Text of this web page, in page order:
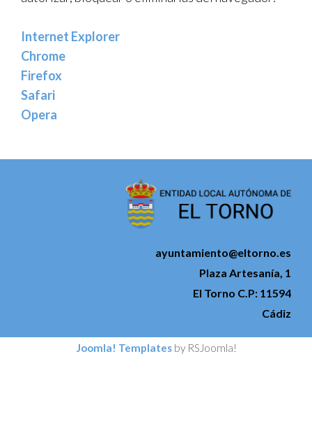
Internet Explorer
Chrome
Firefox
Safari
Opera
ayuntamiento@eltorno.es
Plaza Artesanía, 1
El Torno C.P: 11594
Cádiz
Joomla! Templatesby RSJoomla!